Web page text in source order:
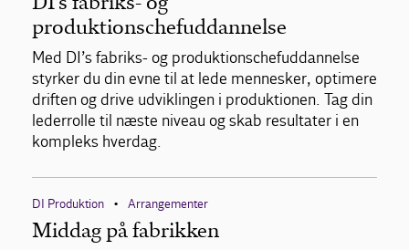
produktionschefuddannelse
Med DI’s fabriks- og produktionschefuddannelse
styrker du din evne til at lede mennesker, optimere
driften og drive udviklingen i produktionen. Tag din
lederrolle til næste niveau og skab resultater i en
kompleks hverdag.
DI Produktion • Arrangementer
Middag på fabrikken